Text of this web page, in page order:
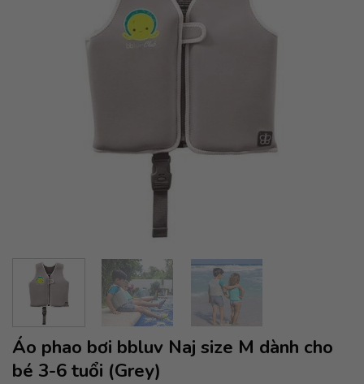
Áo phao bơi bbluv Naj size M dành cho
bé 3-6 tuổi (Grey)